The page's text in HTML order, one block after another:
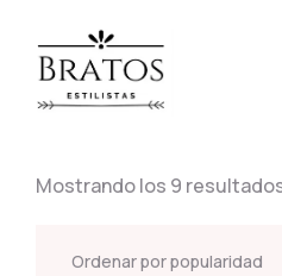
Mostrando los 9